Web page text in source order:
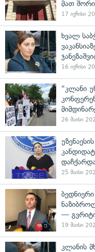
მათ
17 ივნისი
ხვალ
16 ივნისი
"კლანი
26 მაისი
25 მაისი
—
19 მაისი
კლანის